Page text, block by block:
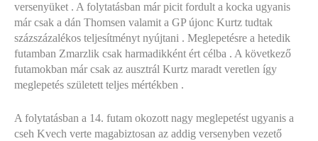
versenyüket . A folytatásban már picit fordult a kocka ugyanis
már csak a dán Thomsen valamit a GP újonc Kurtz tudtak
százszázalékos teljesítményt nyújtani . Meglepetésre a hetedik
futamban Zmarzlik csak harmadikként ért célba . A következő
futamokban már csak az ausztrál Kurtz maradt veretlen így
meglepetés született teljes mértékben .
A folytatásban a 14. futam okozott nagy meglepetést ugyanis a
cseh Kvech verte magabiztosan az addig versenyben vezető